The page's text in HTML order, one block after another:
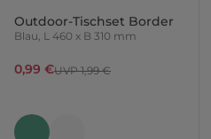
Outdoor-Tischset Border
Blau, L 460 x B 310 mm
0,99 €UVP 1,99 €